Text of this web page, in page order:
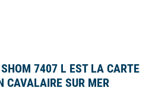
7407 L EST LA CARTE
CAVALAIRE SUR MER